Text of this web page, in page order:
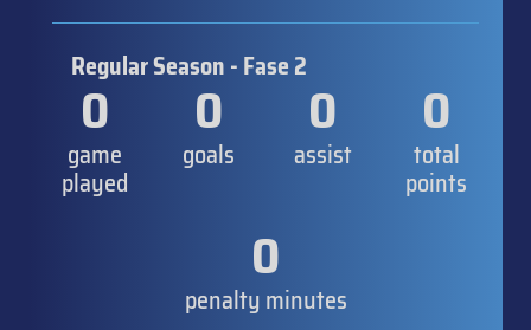
Regular Season - Fase 2
0
game
played
0
goals
0
assist
0
total
points
0
penalty minutes